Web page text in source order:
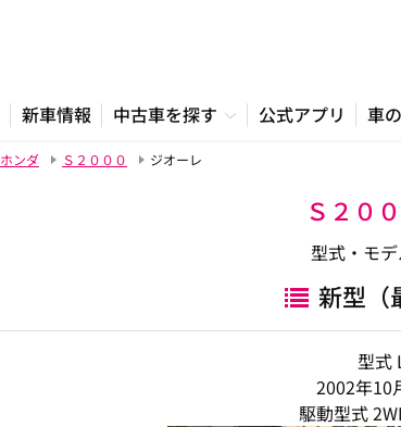
新車情報 中古車を探す 公式アプリ 車
ホンダ Ｓ２０００ ジオーレ
Ｓ２０
型式・モ
新型（
型式
2002年10
駆動型式